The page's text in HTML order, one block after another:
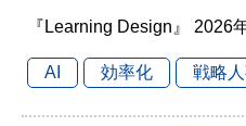
『Learning Design』 2026
AI 効率化 戦略